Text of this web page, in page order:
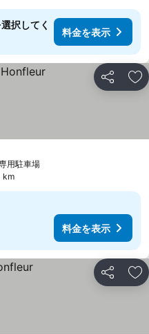
択してく
料金を表示
シェア お
用駐車場料金を表示
km
料金を表示
シェア お